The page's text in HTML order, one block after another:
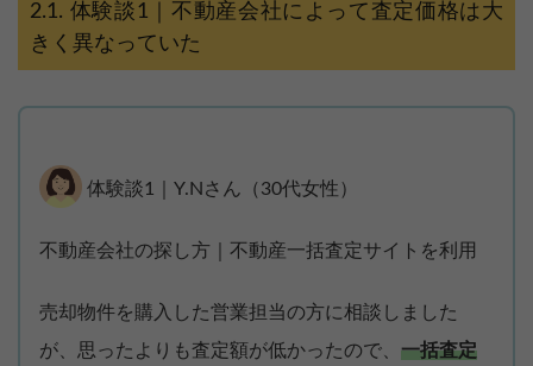
体験談1｜不動産会社によって査定価格は大
きく異なっていた
体験談1｜Y.Nさん（30代女性）
不動産会社の探し方｜不動産一括査定サイトを利用
売却物件を購入した営業担当の方に相談しました
が、思ったよりも査定額が低かったので、 一括査定